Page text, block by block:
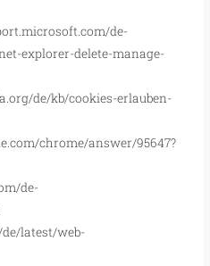
de-
explorer-delete-manage-
de/kb/cookies-erlauben-
chrome/answer/95647?
de-
latest/web-